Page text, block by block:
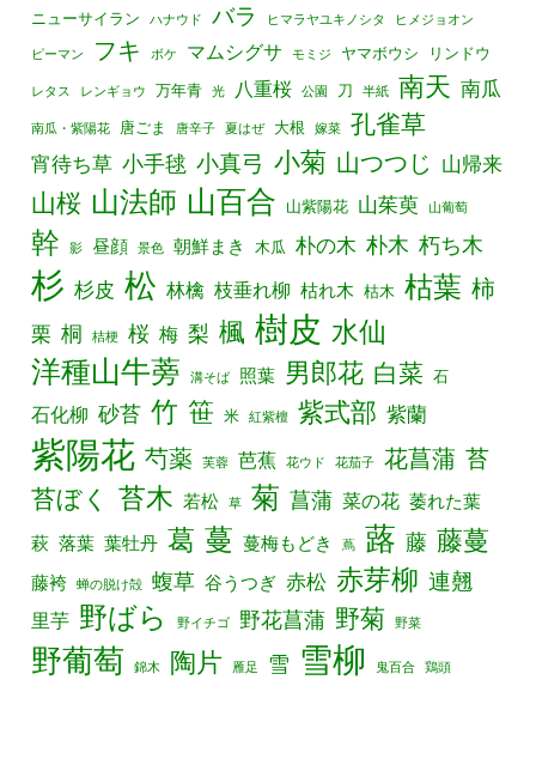
ニューサイラン ハナウド バラ ヒマラヤユキノシタ ヒメジョオン
ピーマン フキ ボケ マムシグサ モミジ ヤマボウシ リンドウ
レタス レンギョウ 万年青 光 八重桜 公園 刀 半紙 南天 南瓜
南瓜・紫陽花 唐ごま 唐辛子 夏はぜ 大根 嫁菜 孔雀草
宵待ち草 小手毬 小真弓 小菊 山つつじ 山帰来
山桜 山法師 山百合 山紫陽花 山茱萸 山葡萄
幹 影 昼顔 景色 朝鮮まき 木瓜 朴の木 朴木 朽ち木
杉 杉皮 松 林檎 枝垂れ柳 枯れ木 枯木 枯葉 柿
栗 桐 桔梗 桜 梅 梨 楓 樹皮 水仙
洋種山牛蒡 溝そば 照葉 男郎花 白菜 石
石化柳 砂苔 竹 笹 米 紅紫檀 紫式部 紫蘭
紫陽花 芍薬 芙蓉 芭蕉 花ウド 花茄子 花菖蒲 苔
苔ぼく 苔木 若松 草 菊 菖蒲 菜の花 萎れた葉
萩 落葉 葉牡丹 葛 蔓 蔓梅もどき 蔦 蕗 藤 藤蔓
藤袴 蝉の脱け殻 蝮草 谷うつぎ 赤松 赤芽柳 連翹
里芋 野ばら 野イチゴ 野花菖蒲 野菊 野菜
野葡萄 錦木 陶片 雁足 雪 雪柳 鬼百合 鶏頭